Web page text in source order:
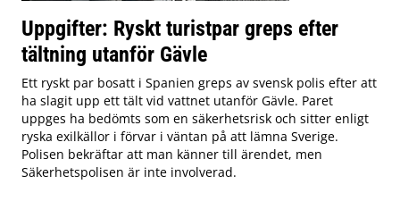
Uppgifter: Ryskt turistpar greps efter
tältning utanför Gävle
Ett ryskt par bosatt i Spanien greps av svensk polis efter att
ha slagit upp ett tält vid vattnet utanför Gävle. Paret
uppges ha bedömts som en säkerhetsrisk och sitter enligt
ryska exilkällor i förvar i väntan på att lämna Sverige.
Polisen bekräftar att man känner till ärendet, men
Säkerhetspolisen är inte involverad.